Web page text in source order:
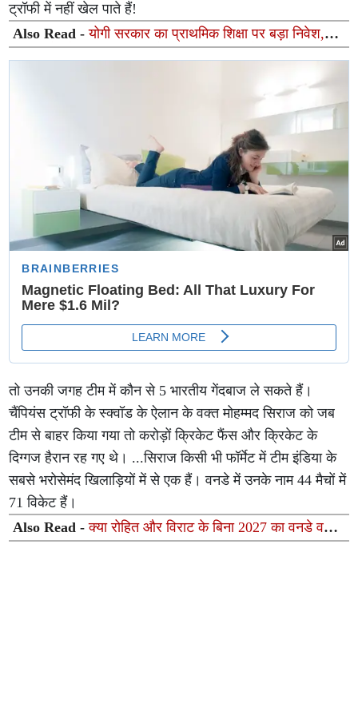
ट्रॉफी में नहीं खेल पाते हैं!
Also Read -योगी सरकार का प्राथमिक शिक्षा पर बड़ा निवेश,
विद्यालयों और छात्र कल्याण के लिए 351.25 करोड़ रुपये का
तो उनकी जगह टीम में कौन से 5 भारतीय गेंदबाज ले सकते हैं।
चैंपियंस ट्रॉफी के स्क्वॉड के ऐलान के वक्त मोहम्मद सिराज को जब
टीम से बाहर किया गया तो करोड़ों क्रिकेट फैंस और क्रिकेट के
दिग्गज हैरान रह गए थे। ...सिराज किसी भी फॉर्मेट में टीम इंडिया के
सबसे भरोसेमंद खिलाड़ियों में से एक हैं। वनडे में उनके नाम 44 मैचों में
71 विकेट हैं।
Also Read -क्या रोहित और विराट के बिना 2027 का वनडे वर्ल्ड
कप संभव है?